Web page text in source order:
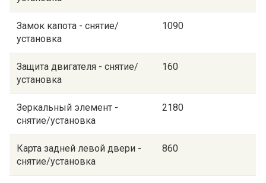
Замок капота - снятие/
установка
1090
Защита двигателя - снятие/
установка
160
Зеркальный элемент -
снятие/установка
2180
Карта задней левой двери -
снятие/установка
860